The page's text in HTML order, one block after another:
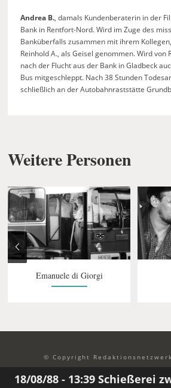
Andrea B., damals Kundenberaterin in der
Bank in Rentfort-Nord. Wird im Zuge des
Banküberfalls zusammen mit ihrem
Reinhold A., als Geisel genommen. Wird von
nach der Flucht aus der Bank in Gladbeck
Bus mitgeschleppt. Nach 38 Stunden
schließlich an der Autobahnraststätte
Weitere Personen
Emanuele di Giorgi
© Copyright
Datenschutzerklärung
08/88 - 13:39 Schießerei